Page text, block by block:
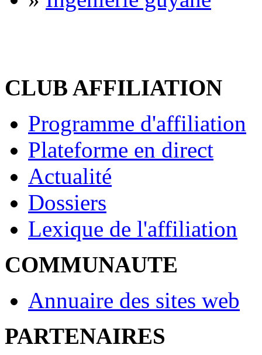
CLUB AFFILIATION
Programme d'affiliation
Plateforme en direct
Actualité
Dossiers
Lexique de l'affiliation
COMMUNAUTE
Annuaire des sites web
PARTENAIRES